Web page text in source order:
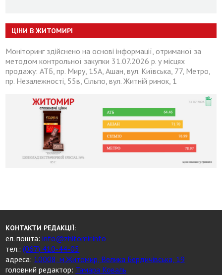
ЦІНИ В ЖИТОМИРІ
Моніторинг здійснено на основі інформації, отриманої за
методом контрольної закупки 31.07.2026 р. у місцях
продажу: АТБ, пр. Миру, 15А, Ашан, вул. Київська, 77, Метро,
пр. Незалежності, 55в, Сільпо, вул. Житній ринок, 1
КОНТАКТИ РЕДАКЦІЇ:
ел. пошта:info@zhitomir.info
тел.:(067) 410-44-05
адреса: 10008, м.Житомир, Велика Бердичівська, 19
головний редактор: Тамара Коваль